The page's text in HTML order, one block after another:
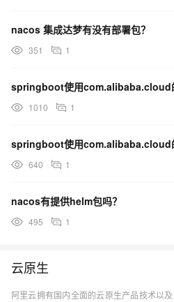
nacos 集成达梦有没有部署包？
351 1
1010 1
640 1
nacos有提供helm包吗？
495 1
云原生
阿里云拥有国内全面的云原生产品技术以